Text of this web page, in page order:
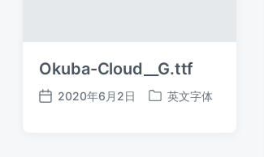
Okuba-Cloud__G.ttf
发
2020年6月2日
发
英文字体